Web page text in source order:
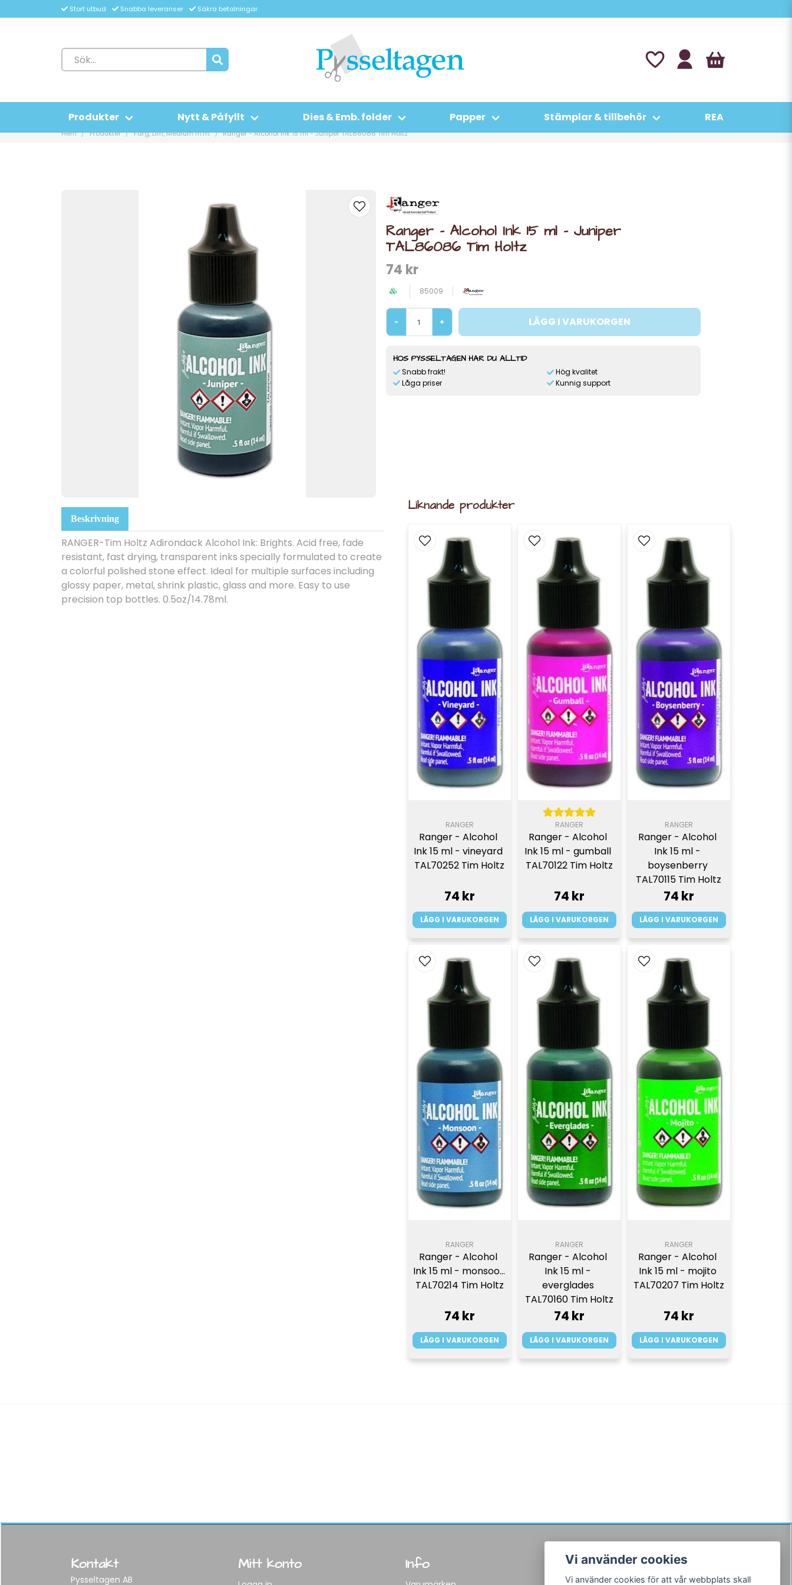
Stort utbud Snabba leveranser Säkra betalningar
Produkter Nytt & Påfyllt Dies & Emb. folder Papper Stämplar & tillbehör REA
Hem Produkter Färg, Lim, Medium m.m. Ranger - Alcohol Ink 15 ml - Juniper TAL86086 Tim Holtz
Ranger - Alcohol Ink 15 ml - Juniper
TAL86086 Tim Holtz
74 kr
85009
- + LÄGG I VARUKORGEN
HOS PYSSELTAGEN HAR DU ALLTID
Snabb frakt!
Låga priser
Hög kvalitet
Kunnig support
Beskrivning
RANGER-Tim Holtz Adirondack Alcohol Ink: Brights. Acid free, fade
resistant, fast drying, transparent inks specially formulated to create
a colorful polished stone effect. Ideal for multiple surfaces including
glossy paper, metal, shrink plastic, glass and more. Easy to use
precision top bottles. 0.5oz/14.78ml.
Liknande produkter
RANGER
Ranger - Alcohol
Ink 15 ml - vineyard
TAL70252 Tim Holtz
74 kr
LÄGG I VARUKORGEN
RANGER
Ranger - Alcohol
Ink 15 ml - gumball
TAL70122 Tim Holtz
74 kr
LÄGG I VARUKORGEN
RANGER
Ranger - Alcohol
Ink 15 ml -
boysenberry
TAL70115 Tim Holtz
74 kr
LÄGG I VARUKORGEN
RANGER
Ranger - Alcohol
Ink 15 ml - monsoon
TAL70214 Tim Holtz
74 kr
LÄGG I VARUKORGEN
RANGER
Ranger - Alcohol
Ink 15 ml -
everglades
TAL70160 Tim Holtz
74 kr
LÄGG I VARUKORGEN
RANGER
Ranger - Alcohol
Ink 15 ml - mojito
TAL70207 Tim Holtz
74 kr
LÄGG I VARUKORGEN
Kontakt
Pysseltagen AB
Mitt konto Info Följ oss
Vi använder cookies
Vi använder cookies för att vår webbplats skall